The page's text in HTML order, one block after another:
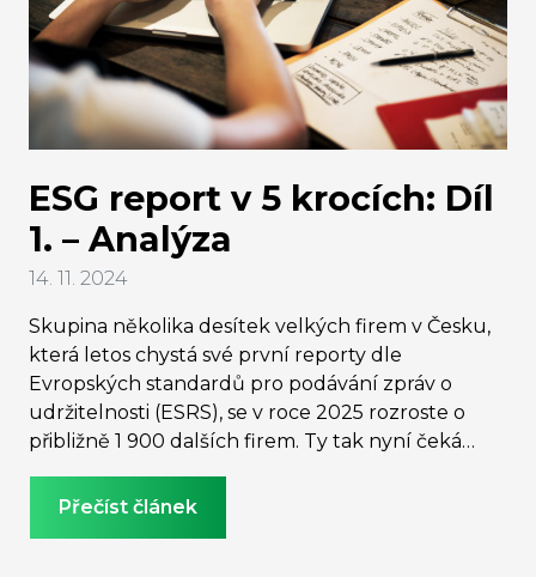
ESG report v 5 krocích: Díl
1. – Analýza
14. 11. 2024
Skupina několika desítek velkých firem v Česku,
která letos chystá své první reporty dle
Evropských standardů pro podávání zpráv o
udržitelnosti (ESRS), se v roce 2025 rozroste o
přibližně 1 900 dalších firem. Ty tak nyní čeká
zapojení do přípravy zprávy mateřské společnosti.
Přečíst článek